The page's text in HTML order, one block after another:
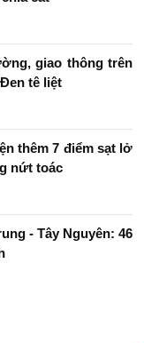
giao thông trên
tê liệt
thêm 7 điểm sạt lở
nứt toác
- Tây Nguyên: 46